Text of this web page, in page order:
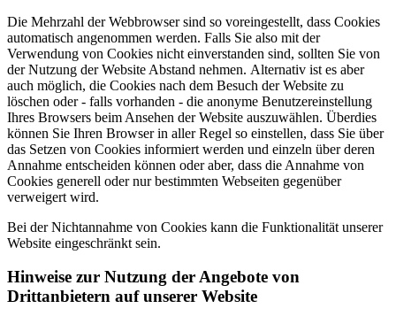
Die Mehrzahl der Webbrowser sind so voreingestellt, dass Cookies
automatisch angenommen werden. Falls Sie also mit der
Verwendung von Cookies nicht einverstanden sind, sollten Sie von
der Nutzung der Website Abstand nehmen. Alternativ ist es aber
auch möglich, die Cookies nach dem Besuch der Website zu
löschen oder - falls vorhanden - die anonyme Benutzereinstellung
Ihres Browsers beim Ansehen der Website auszuwählen. Überdies
können Sie Ihren Browser in aller Regel so einstellen, dass Sie über
das Setzen von Cookies informiert werden und einzeln über deren
Annahme entscheiden können oder aber, dass die Annahme von
Cookies generell oder nur bestimmten Webseiten gegenüber
verweigert wird.
Bei der Nichtannahme von Cookies kann die Funktionalität unserer
Website eingeschränkt sein.
Hinweise zur Nutzung der Angebote von
Drittanbietern auf unserer Website